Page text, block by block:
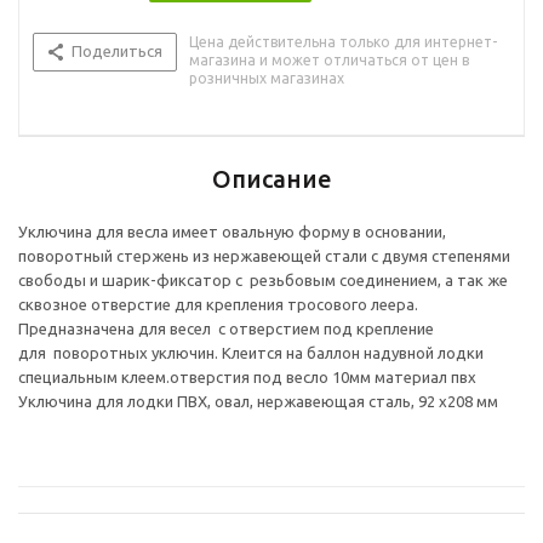
Поделиться
Цена действительна только для интернет-
магазина и может отличаться от цен в
розничных магазинах
Описание
Уключина для весла имеет овальную форму в основании,
поворотный стержень из нержавеющей стали с двумя степенями
свободы и шарик-фиксатор с резьбовым соединением, а так же
сквозное отверстие для крепления тросового леера.
Предназначена для весел с отверстием под крепление
для поворотных уключин. Клеится на баллон надувной лодки
специальным клеем.отверстия под весло 10мм материал пвх
Уключина для лодки ПВХ, овал, нержавеющая сталь, 92 х208 мм